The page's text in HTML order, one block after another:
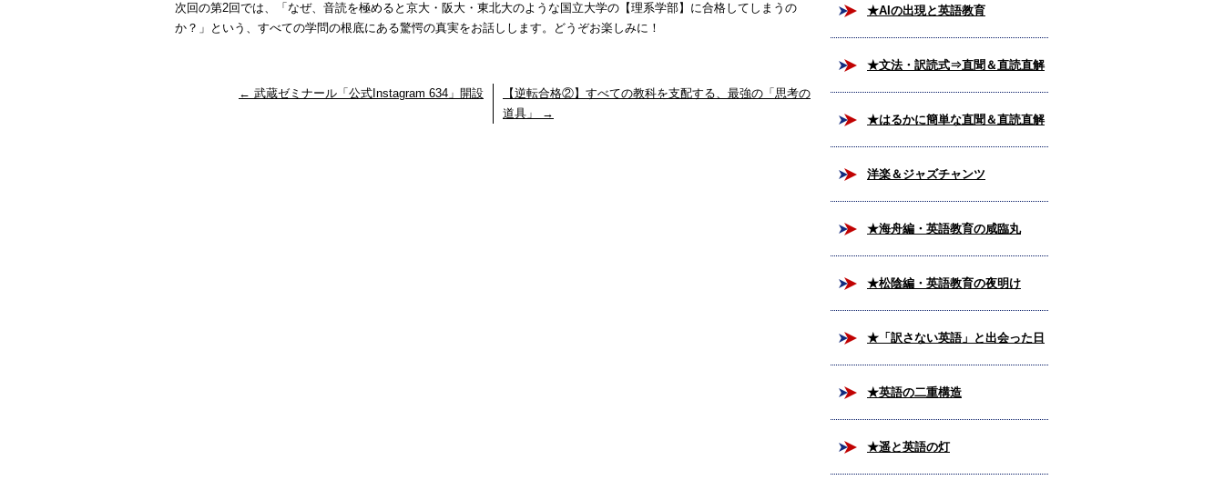
次回の第2回では、「なぜ、音読を極めると京大・阪大・東北大のような国立大学の【理系学部】に合格してしまうの
か？」という、すべての学問の根底にある驚愕の真実をお話しします。どうぞお楽しみに！
← 武蔵ゼミナール「公式Instagram 634」開設
【逆転合格②】すべての教科を支配する、最強の「思考の
道具」
→
★AIの出現と英語教育
★文法・訳読式⇒直聞＆直読直解
法
★はるかに簡単な直聞＆直読直解
法
洋楽＆ジャズチャンツ
★海舟編・英語教育の咸臨丸
★松陰編・英語教育の夜明け
★「訳さない英語」と出会った日
★英語の二重構造
★遥と英語の灯